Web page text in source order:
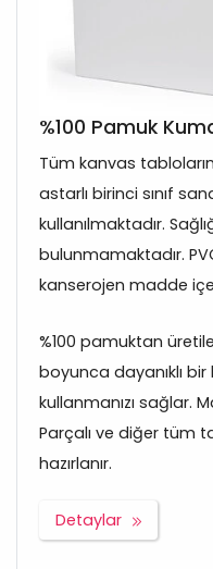
%100 Pamuk
Tüm kanvas
astarlı birinci sınıf
kullanılmaktadır.
bulunmamaktadır.
kanserojen madde
%100 pamuktan
boyunca dayanıklı
kullanmanızı sağlar.
Parçalı ve diğer tüm
hazırlanır.
Detaylar